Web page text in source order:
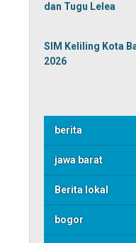
dan Tugu Lelea
SIM Keliling Kota
2026
berita
jawa barat
Berita lokal
bogor